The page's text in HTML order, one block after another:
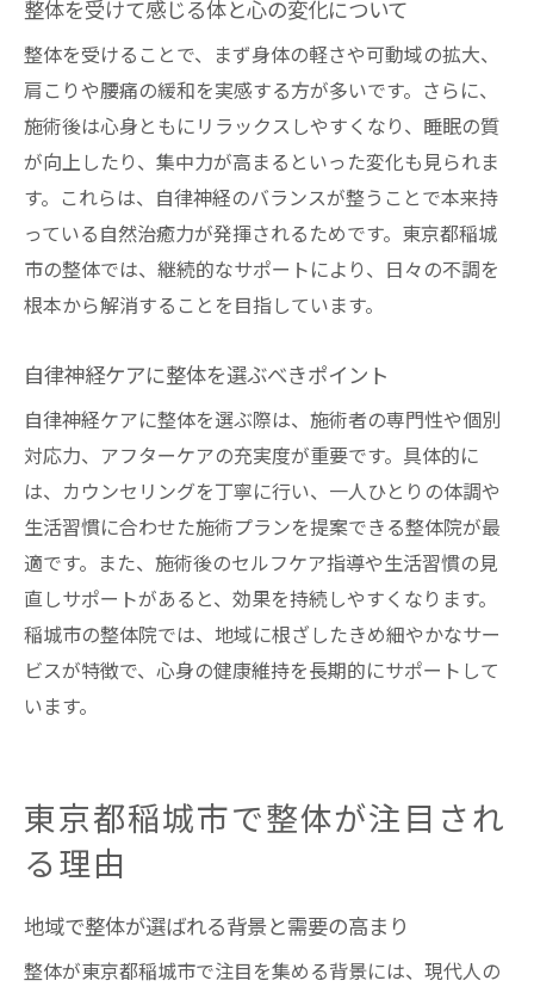
自然治癒力を活かす整体的ライフスタイル
整体を受けて感じる体と心の変化について
整体を受けることで、まず身体の軽さや可動域の拡大、
肩こりや腰痛の緩和を実感する方が多いです。さらに、
施術後は心身ともにリラックスしやすくなり、睡眠の質
が向上したり、集中力が高まるといった変化も見られま
す。これらは、自律神経のバランスが整うことで本来持
っている自然治癒力が発揮されるためです。東京都稲城
市の整体では、継続的なサポートにより、日々の不調を
根本から解消することを目指しています。
自律神経ケアに整体を選ぶべきポイント
自律神経ケアに整体を選ぶ際は、施術者の専門性や個別
対応力、アフターケアの充実度が重要です。具体的に
は、カウンセリングを丁寧に行い、一人ひとりの体調や
生活習慣に合わせた施術プランを提案できる整体院が最
適です。また、施術後のセルフケア指導や生活習慣の見
直しサポートがあると、効果を持続しやすくなります。
稲城市の整体院では、地域に根ざしたきめ細やかなサー
ビスが特徴で、心身の健康維持を長期的にサポートして
います。
東京都稲城市で整体が注目され
る理由
地域で整体が選ばれる背景と需要の高まり
整体が東京都稲城市で注目を集める背景には、現代人の